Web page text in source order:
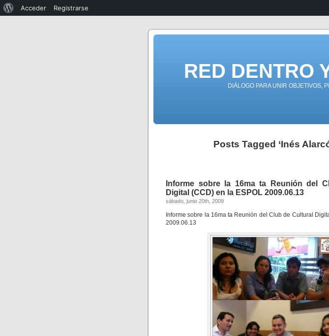
RED DENTRO
DIÁLOGO PARA UNIR OBJETIVOS,
Posts Tagged ‘Inés
Informe sobre la 16ma ta Reunión del
Digital (CCD) en la ESPOL 2009.06.13
sábado, junio 20th, 2009
Informe sobre la 16ma ta Reunión del Club de Cultural
2009.06.13
Acceder Registrarse